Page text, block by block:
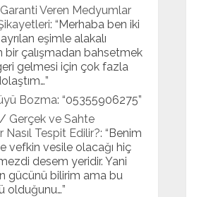
Garanti Veren Medyumlar
: “Merhaba ben iki
eşimle alakalı
bir çalışmadan bahsetmek
gelmesi için çok fazla
”
Bozma: “05355906275”
/ Gerçek ve Sahte
Tespit Edilir?: “Benim
vefkin vesile olacağı hiç
desem yeridir. Yani
gücünü bilirim ama bu
olduğunu…”